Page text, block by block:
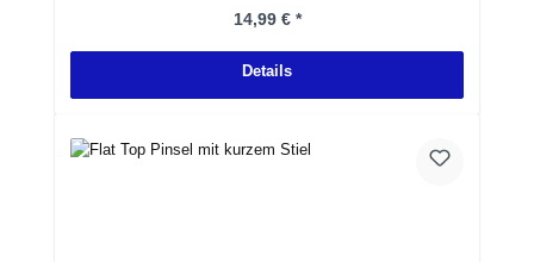
Regulärer Preis:
14,99 € *
Details